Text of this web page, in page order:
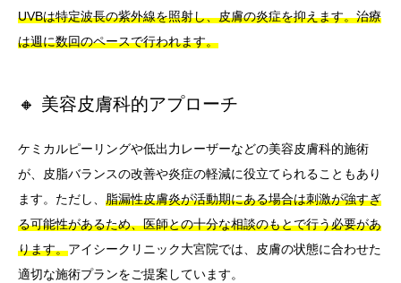
UVBは特定波長の紫外線を照射し、皮膚の炎症を抑えます。治療
は週に数回のペースで行われます。
🔸 美容皮膚科的アプローチ
ケミカルピーリングや低出力レーザーなどの美容皮膚科的施術
が、皮脂バランスの改善や炎症の軽減に役立てられることもあり
ます。ただし、 脂漏性皮膚炎が活動期にある場合は刺激が強すぎ
る可能性があるため、医師との十分な相談のもとで行う必要があ
ります。アイシークリニック大宮院では、皮膚の状態に合わせた
適切な施術プランをご提案しています。